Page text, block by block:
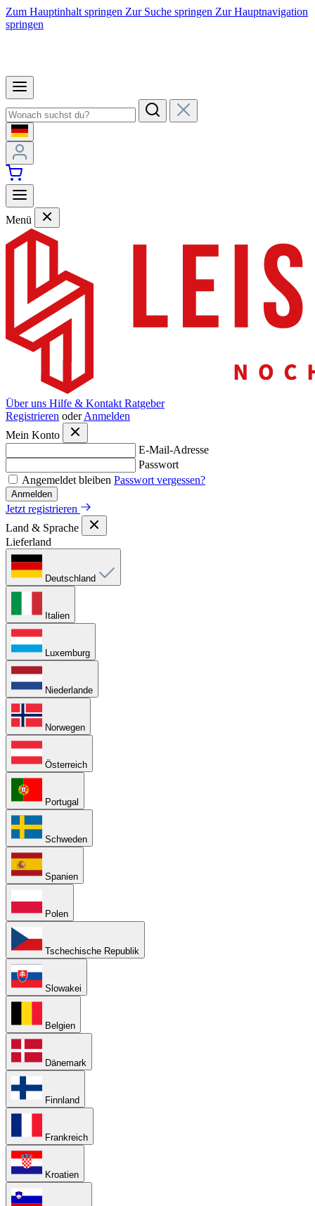
Zum Hauptinhalt springen Zur Suche springen Zur Hauptnavigation
springen
Menü
Über uns Hilfe & Kontakt Ratgeber
Registrieren oder Anmelden
Mein Konto
E-Mail-Adresse
Passwort
Angemeldet bleiben Passwort vergessen?
Anmelden
Jetzt registrieren
Land & Sprache
Lieferland
Deutschland
Italien
Luxemburg
Niederlande
Norwegen
Österreich
Portugal
Schweden
Spanien
Polen
Tschechische Republik
Slowakei
Belgien
Dänemark
Finnland
Frankreich
Kroatien